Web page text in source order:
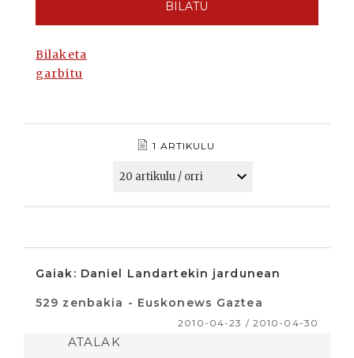
BILATU
Bilaketa
garbitu
1 ARTIKULU
Gaiak: Daniel Landartekin jardunean
529 zenbakia - Euskonews Gaztea
2010-04-23 / 2010-04-30
ATALAK